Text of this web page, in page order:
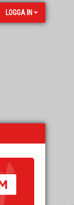
LOGGA IN